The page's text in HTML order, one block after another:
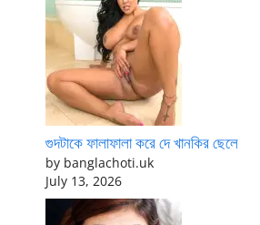
গুদটাকে ফালাফালা করে দে খানকির ছেলে
by banglachoti.uk
July 13, 2026